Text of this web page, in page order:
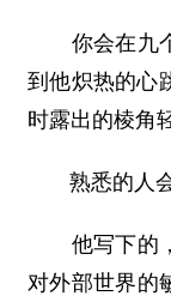
你会在九个
到他炽热的心
时露出的棱
熟悉的人会
他写下的，
对外部世界